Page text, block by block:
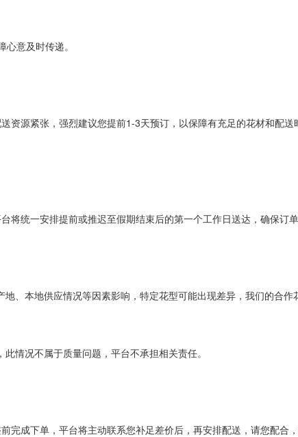
意及时传递。
资源紧张，强烈建议您提前1-3天预订，以保障有充足的花材和配
统一安排提前或推迟至假期结束后的第一个工作日送达，确保订
、本地供应情况等因素影响，特定花型可能出现差异，我们的合
情况不属于质量问题，平台不承担相关责任。
成下单，平台将主动联系您补足差价后，再安排配送，请您配合，